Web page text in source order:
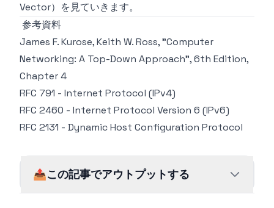
Vector）を見ていきます。
参考資料
James F. Kurose, Keith W. Ross, "Computer
Networking: A Top-Down Approach", 6th Edition,
Chapter 4
RFC 791 - Internet Protocol (IPv4)
RFC 2460 - Internet Protocol Version 6 (IPv6)
RFC 2131 - Dynamic Host Configuration Protocol
📤この記事でアウトプットする